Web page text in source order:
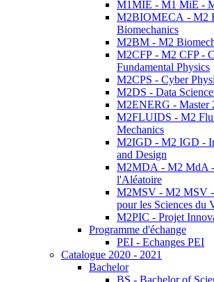
M1MIE - M1 MiE -
M2BIOMECA - M2
Biomechanics
M2BM - M2
M2CFP - M2 CFP -
Fundamental Physics
M2CPS - Cyber
M2DS - Data
M2ENERG - Master
M2FLUIDS - M2
Mechanics
M2IGD - M2 IGD -
and Design
M2MDA - M2 MdA -
l'Aléatoire
M2MSV - M2 MSV -
pour les Sciences du
M2PIC - Projet
Programme d'échange
PEI - Echanges PEI
Catalogue 2020 - 2021
Bachelor
BS - Bachelor of